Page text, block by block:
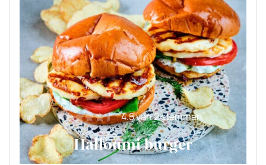
4.5van2stemmen
Halloumi burger